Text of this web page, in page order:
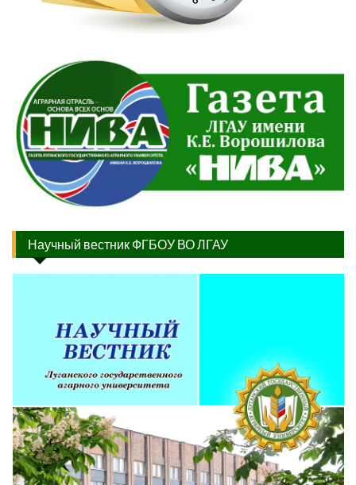
Научный вестник ФГБОУ ВО ЛГАУ